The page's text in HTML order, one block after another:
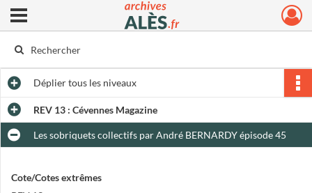
Archives municipales d'Alès
Ouvrir le menu déroulant
Dépliertous les niveaux
REV 13 : Cévennes Magazine
Les sobriquets collectifs par André BERNARDY épisode 45
Cote/Cotes extrêmes